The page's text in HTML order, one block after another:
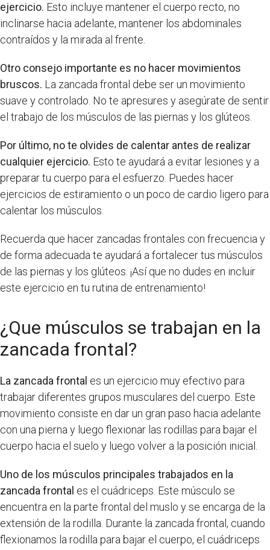
ejercicio. Esto incluye mantener el cuerpo recto, no
inclinarse hacia adelante, mantener los abdominales
contraídos y la mirada al frente.
Otro consejo importante es no hacer movimientos
bruscos. La zancada frontal debe ser un movimiento
suave y controlado. No te apresures y asegúrate de sentir
el trabajo de los músculos de las piernas y los glúteos.
Por último, no te olvides de calentar antes de realizar
cualquier ejercicio. Esto te ayudará a evitar lesiones y a
preparar tu cuerpo para el esfuerzo. Puedes hacer
ejercicios de estiramiento o un poco de cardio ligero para
calentar los músculos.
Recuerda que hacer zancadas frontales con frecuencia y
de forma adecuada te ayudará a fortalecer tus músculos
de las piernas y los glúteos. ¡Así que no dudes en incluir
este ejercicio en tu rutina de entrenamiento!
¿Que músculos se trabajan en la
zancada frontal?
La zancada frontal es un ejercicio muy efectivo para
trabajar diferentes grupos musculares del cuerpo. Este
movimiento consiste en dar un gran paso hacia adelante
con una pierna y luego flexionar las rodillas para bajar el
cuerpo hacia el suelo y luego volver a la posición inicial.
Uno de los músculos principales trabajados en la
zancada frontal es el cuádriceps. Este músculo se
encuentra en la parte frontal del muslo y se encarga de la
extensión de la rodilla. Durante la zancada frontal, cuando
flexionamos la rodilla para bajar el cuerpo, el cuádriceps